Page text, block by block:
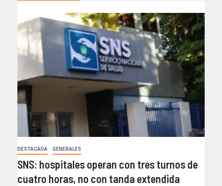
DESTACADA GENERALES
SNS: hospitales operan con tres turnos de
cuatro horas, no con tanda extendida